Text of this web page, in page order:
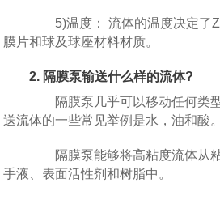
5)温度： 流体的温度决定了Z
膜片和球及球座材料材质。
2. 隔膜泵输送什么样的流体?
隔膜泵几乎可以移动任何类
送流体的一些常见举例是水，油和酸。
隔膜泵能够将高粘度流体从
手液、表面活性剂和树脂中。